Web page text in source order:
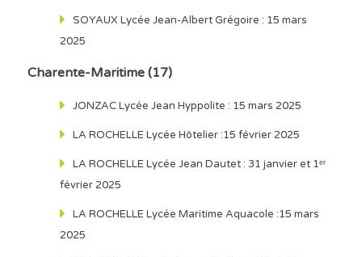
SOYAUX Lycée Jean-Albert Grégoire : 15 mars
2025
Charente-Maritime (17)
JONZAC Lycée Jean Hyppolite : 15 mars 2025
LA ROCHELLE Lycée Hôtelier :15 février 2025
LA ROCHELLE Lycée Jean Dautet : 31 janvier et 1ᵉʳ
février 2025
LA ROCHELLE Lycée Maritime Aquacole :15 mars
2025